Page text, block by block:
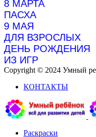
8 МАРТА
ПАСХА
9 МАЯ
ДЛЯ ВЗРОСЛЫХ
ДЕНЬ РОЖДЕНИЯ
ИЗ ИГР
Copyright © 2024 Умный
КОНТАКТЫ
Раскраски